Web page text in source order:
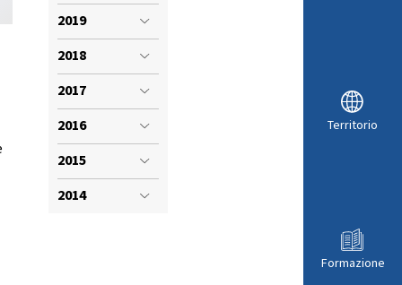
Territorio
Formazione
2019
2018
2017
2016
2015
2014